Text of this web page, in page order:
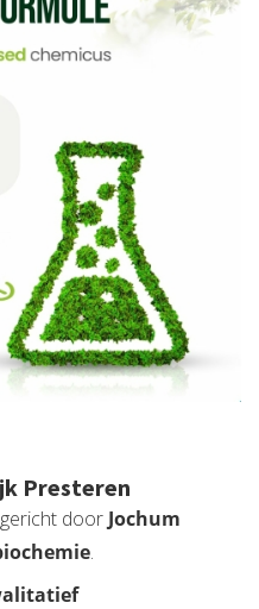
Presteren
door Jochum
.